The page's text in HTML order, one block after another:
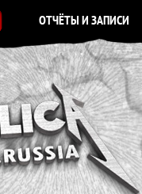
ОТЧЁТЫ И ЗАПИСИ